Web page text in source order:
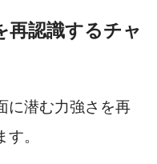
再認識するチャ
に潜む力強さを再
。